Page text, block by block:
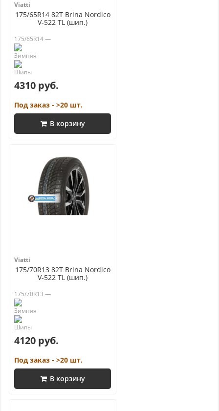
Viatti
175/65R14 82T Brina Nordico
V-522 TL (шип.)
175/65R14 —
4310 руб.
Под заказ - >20 шт.
В корзину
Viatti
175/70R13 82T Brina Nordico
V-522 TL (шип.)
175/70R13 —
4120 руб.
Под заказ - >20 шт.
В корзину